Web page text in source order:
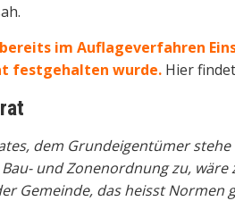
im Auflageverfahren
festgehalten wurde. Hier
dem Grundeigentümer
und Zonenordnung zu,
Gemeinde, das heisst